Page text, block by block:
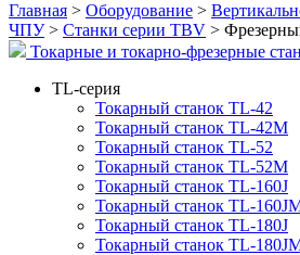
Главная > Оборудование >
ЧПУ> Станки серии TBV >
Токарные и токарно-фрезерные
TL-серия
Токарный станок TL-42
Токарный станок TL-42M
Токарный станок TL-52
Токарный станок TL-52M
Токарный станок TL-160J
Токарный станок TL-
Токарный станок TL-180J
Токарный станок TL-